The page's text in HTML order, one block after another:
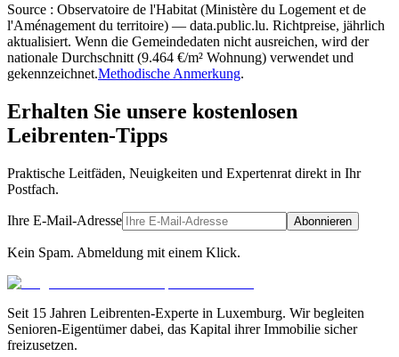
Source : Observatoire de l'Habitat (Ministère du Logement et de
l'Aménagement du territoire) — data.public.lu. Richtpreise, jährlich
aktualisiert. Wenn die Gemeindedaten nicht ausreichen, wird der
nationale Durchschnitt (9.464 €/m² Wohnung) verwendet und
gekennzeichnet.Methodische Anmerkung.
Erhalten Sie unsere kostenlosen
Leibrenten-Tipps
Praktische Leitfäden, Neuigkeiten und Expertenrat direkt in Ihr
Postfach.
Ihre E-Mail-Adresse Abonnieren
Kein Spam. Abmeldung mit einem Klick.
Seit 15 Jahren Leibrenten-Experte in Luxemburg. Wir begleiten
Senioren-Eigentümer dabei, das Kapital ihrer Immobilie sicher
freizusetzen.